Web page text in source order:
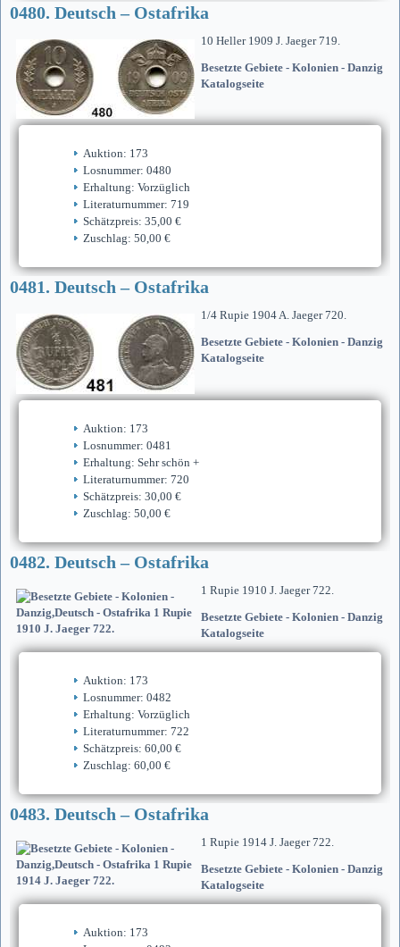
0480. Deutsch – Ostafrika
10 Heller 1909 J. Jaeger 719.
Besetzte Gebiete - Kolonien - Danzig
Katalogseite
Auktion: 173
Losnummer: 0480
Erhaltung: Vorzüglich
Literaturnummer: 719
Schätzpreis: 35,00 €
Zuschlag: 50,00 €
0481. Deutsch – Ostafrika
1/4 Rupie 1904 A. Jaeger 720.
Besetzte Gebiete - Kolonien - Danzig
Katalogseite
Auktion: 173
Losnummer: 0481
Erhaltung: Sehr schön +
Literaturnummer: 720
Schätzpreis: 30,00 €
Zuschlag: 50,00 €
0482. Deutsch – Ostafrika
1 Rupie 1910 J. Jaeger 722.
Besetzte Gebiete - Kolonien - Danzig
Katalogseite
Auktion: 173
Losnummer: 0482
Erhaltung: Vorzüglich
Literaturnummer: 722
Schätzpreis: 60,00 €
Zuschlag: 60,00 €
0483. Deutsch – Ostafrika
1 Rupie 1914 J. Jaeger 722.
Besetzte Gebiete - Kolonien - Danzig
Katalogseite
Auktion: 173